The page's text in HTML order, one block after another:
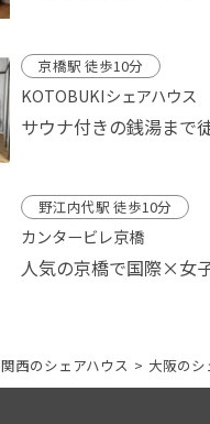
京橋駅 徒歩10分
KOTOBUKIシェアハウス
サウナ付きの銭湯まで
野江内代駅 徒歩10分
カンタービレ京橋
人気の京橋で国際×女
関西のシェアハウス > 大阪のシ